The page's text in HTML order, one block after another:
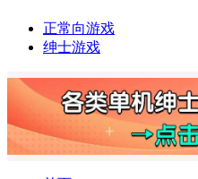
正常向游戏
绅士游戏